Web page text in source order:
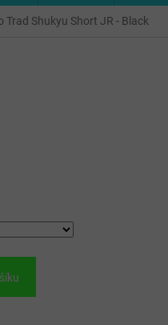
Shukyu Short JR - Black